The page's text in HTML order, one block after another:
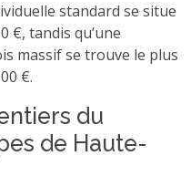
standard se situe
€, tandis qu’une
massif se trouve le plus
€.
du
de Haute-